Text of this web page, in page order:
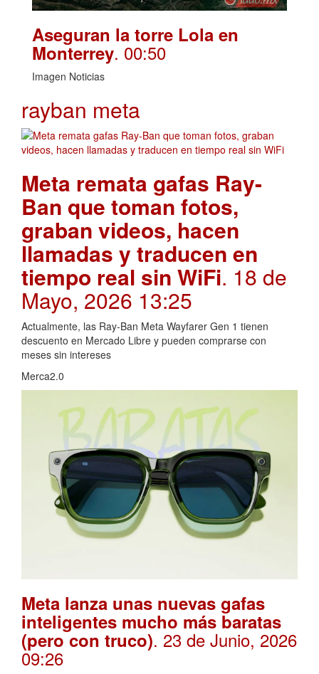
Aseguran la torre Lola en
Monterrey. 00:50
Imagen Noticias
rayban meta
Meta remata gafas Ray-
Ban que toman fotos,
graban videos, hacen
llamadas y traducen en
tiempo real sin WiFi. 18 de
Mayo, 2026 13:25
Actualmente, las Ray-Ban Meta Wayfarer Gen 1 tienen
descuento en Mercado Libre y pueden comprarse con
meses sin intereses
Merca2.0
Meta lanza unas nuevas gafas
inteligentes mucho más baratas
(pero con truco). 23 de Junio, 2026
09:26